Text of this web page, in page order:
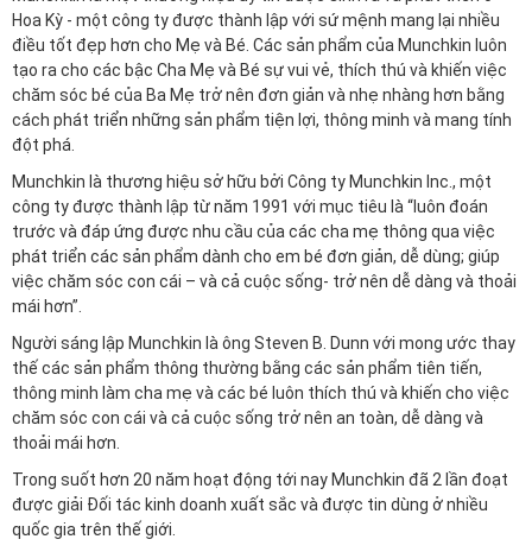
Hoa Kỳ - một công ty được thành lập với sứ mệnh mang lại nhiều
điều tốt đẹp hơn cho Mẹ và Bé. Các sản phẩm của Munchkin luôn
tạo ra cho các bậc Cha Mẹ và Bé sự vui vẻ, thích thú và khiến việc
chăm sóc bé của Ba Mẹ trở nên đơn giản và nhẹ nhàng hơn bằng
cách phát triển những sản phẩm tiện lợi, thông minh và mang tính
đột phá.
Munchkin là thương hiệu sở hữu bởi Công ty Munchkin Inc., một
công ty được thành lập từ năm 1991 với mục tiêu là “luôn đoán
trước và đáp ứng được nhu cầu của các cha mẹ thông qua việc
phát triển các sản phẩm dành cho em bé đơn giản, dễ dùng; giúp
việc chăm sóc con cái – và cả cuộc sống- trở nên dễ dàng và thoải
mái hơn”.
Người sáng lập Munchkin là ông Steven B. Dunn với mong ước thay
thế các sản phẩm thông thường bằng các sản phẩm tiên tiến,
thông minh làm cha mẹ và các bé luôn thích thú và khiến cho việc
chăm sóc con cái và cả cuộc sống trở nên an toàn, dễ dàng và
thoải mái hơn.
Trong suốt hơn 20 năm hoạt động tới nay Munchkin đã 2 lần đoạt
được giải Đối tác kinh doanh xuất sắc và được tin dùng ở nhiều
quốc gia trên thế giới.